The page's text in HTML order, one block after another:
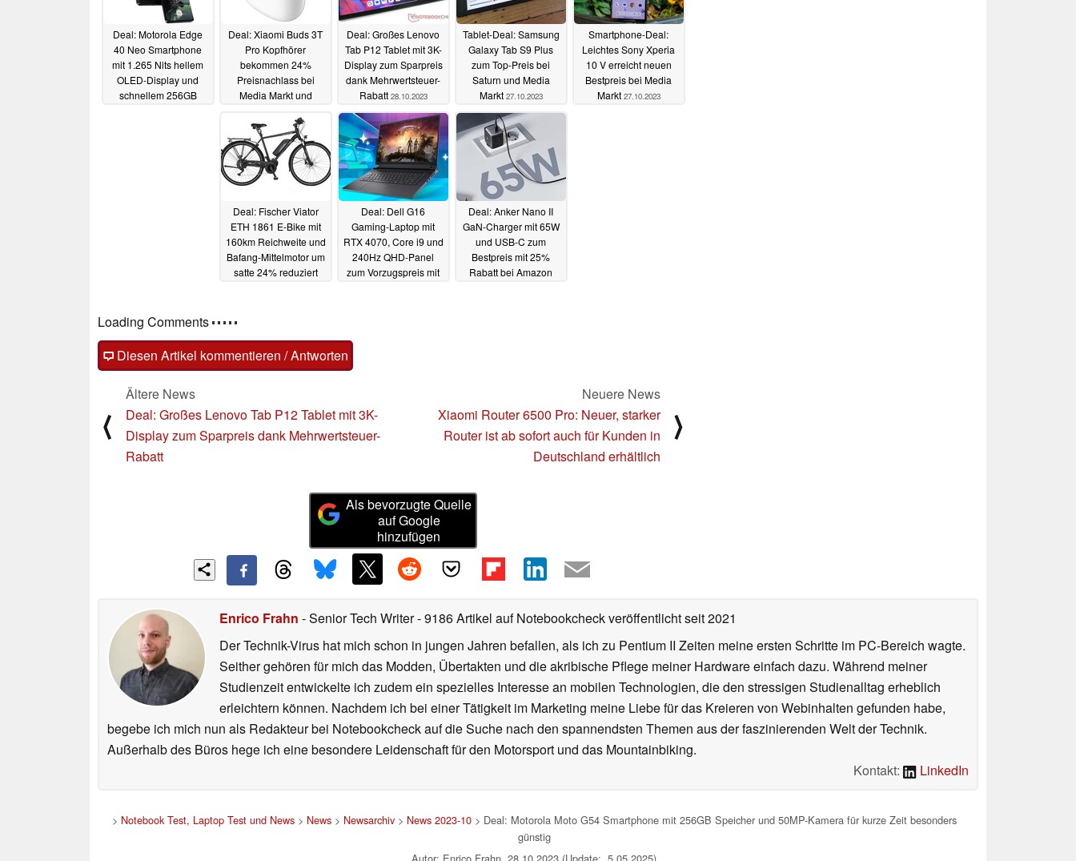
Deal: Motorola Edge
40 Neo Smartphone
mit 1.265 Nits hellem
OLED-Display und
schnellem 256GB
Deal: Xiaomi Buds 3T
Pro Kopfhörer
bekommen 24%
Preisnachlass bei
Media Markt und
Deal: Großes Lenovo
Tab P12 Tablet mit 3K-
Display zum Sparpreis
dank Mehrwertsteuer-
Rabatt 28.10.2023
Tablet-Deal: Samsung
Galaxy Tab S9 Plus
zum Top-Preis bei
Saturn und Media
Markt 27.10.2023
Smartphone-Deal:
Leichtes Sony Xperia
10 V erreicht neuen
Bestpreis bei Media
Markt 27.10.2023
Deal: Fischer Viator
ETH 1861 E-Bike mit
160km Reichweite und
Bafang-Mittelmotor um
satte 24% reduziert
Deal: Dell G16
Gaming-Laptop mit
RTX 4070, Core i9 und
240Hz QHD-Panel
zum Vorzugspreis mit
Deal: Anker Nano II
GaN-Charger mit 65W
und USB-C zum
Bestpreis mit 25%
Rabatt bei Amazon
Loading Comments
Diesen Artikel kommentieren / Antworten
⟨
Ältere News
Deal: Großes Lenovo Tab P12 Tablet mit 3K-
Display zum Sparpreis dank Mehrwertsteuer-
Rabatt
Neuere News
Xiaomi Router 6500 Pro: Neuer, starker
Router ist ab sofort auch für Kunden in
Deutschland erhältlich
⟩
Als bevorzugte Quelle
auf Google
hinzufügen
Enrico Frahn - Senior Tech Writer- 9186 Artikel auf Notebookcheck veröffentlichtseit 2021
Der Technik-Virus hat mich schon in jungen Jahren befallen, als ich zu Pentium II Zeiten meine ersten Schritte im PC-Bereich wagte.
Seither gehören für mich das Modden, Übertakten und die akribische Pflege meiner Hardware einfach dazu. Während meiner
Studienzeit entwickelte ich zudem ein spezielles Interesse an mobilen Technologien, die den stressigen Studienalltag erheblich
erleichtern können. Nachdem ich bei einer Tätigkeit im Marketing meine Liebe für das Kreieren von Webinhalten gefunden habe,
begebe ich mich nun als Redakteur bei Notebookcheck auf die Suche nach den spannendsten Themen aus der faszinierenden Welt der Technik.
Außerhalb des Büros hege ich eine besondere Leidenschaft für den Motorsport und das Mountainbiking.
Kontakt:
LinkedIn
> Notebook Test, Laptop Test und News> News> Newsarchiv> News 2023-10> Deal: Motorola Moto G54 Smartphone mit 256GB Speicher und 50MP-Kamera für kurze Zeit besonders
günstig